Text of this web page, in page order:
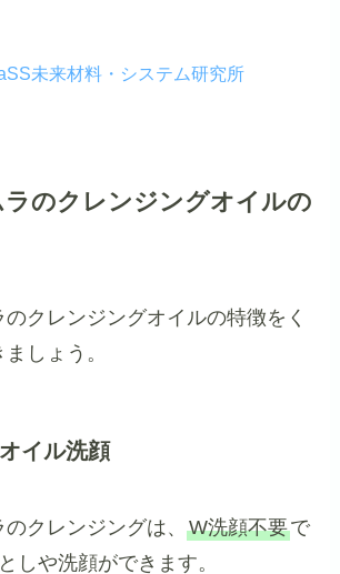
未来材料・システム研究所
のクレンジングオイルの
クレンジングオイルの特徴をく
しょう。
イル洗顔
のクレンジングは、W洗顔不要で
しや洗顔ができます。